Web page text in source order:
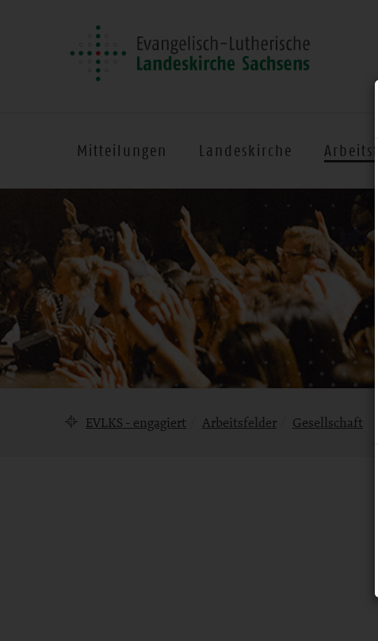
Mitteilungen Landeskirche
EVLKS - engagiert Arbeitsfelder Gesellschaft